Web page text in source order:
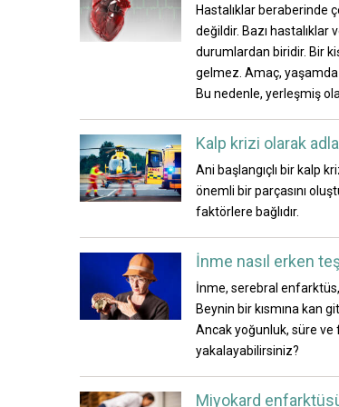
Hastalıklar beraberinde
değildir. Bazı
durumlardan biridir. Bir
gelmez. Amaç, yaşamda
Bu nedenle, yerleşmiş
Kalp krizi olarak
Ani başlangıçlı bir kalp
önemli bir parçasını
faktörlere bağlıdır.
İnme nasıl erken
İnme, serebral
Beynin bir kısmına kan
Ancak yoğunluk, süre ve
yakalayabilirsiniz?
Miyokard